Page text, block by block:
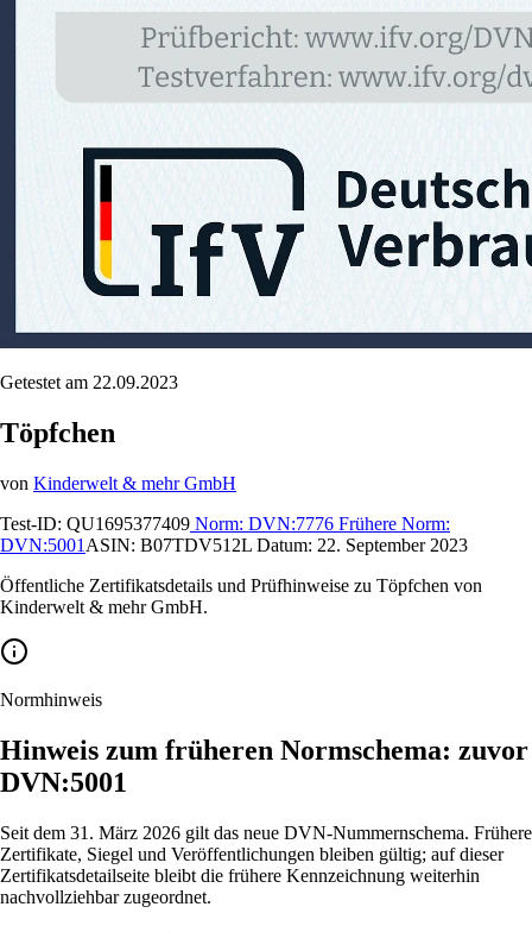
Getestet am 22.09.2023
Töpfchen
von Kinderwelt & mehr GmbH
Test-ID: QU1695377409 Norm: DVN:7776 Frühere Norm:
DVN:5001 ASIN: B07TDV512L Datum: 22. September 2023
Öffentliche Zertifikatsdetails und Prüfhinweise zu Töpfchen von
Kinderwelt & mehr GmbH.
Normhinweis
Hinweis zum früheren Normschema: zuvor
DVN:5001
Seit dem 31. März 2026 gilt das neue DVN-Nummernschema. Frühere
Zertifikate, Siegel und Veröffentlichungen bleiben gültig; auf dieser
Zertifikatsdetailseite bleibt die frühere Kennzeichnung weiterhin
nachvollziehbar zugeordnet.